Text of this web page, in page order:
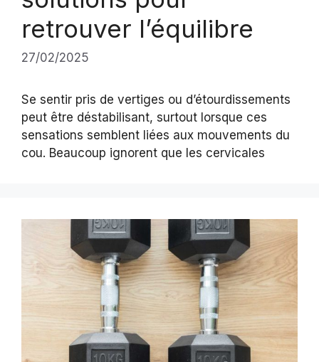
retrouver l’équilibre
27/02/2025
Se sentir pris de vertiges ou d’étourdissements
peut être déstabilisant, surtout lorsque ces
sensations semblent liées aux mouvements du
cou. Beaucoup ignorent que les cervicales